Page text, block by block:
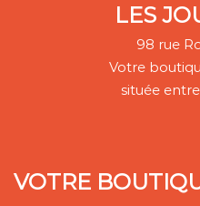
LES
98 rue
Votre
située
VOTRE